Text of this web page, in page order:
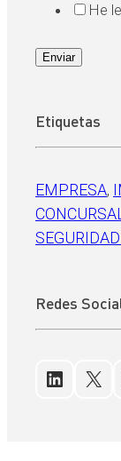
He
Enviar
Etiquetas
EMPRESA,
CONCURSAL
Redes
LinkedIn
X